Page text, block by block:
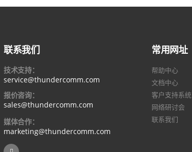
联系我们
技术支持：
service@thundercomm.com
报价咨询：
sales@thundercomm.com
媒体合作：
marketing@thundercomm.com
常用网址
帮助中心
文档中心
客户支持系统
网络研讨会
联系我们